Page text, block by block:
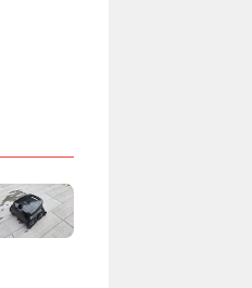
odpočívat. Bazénový